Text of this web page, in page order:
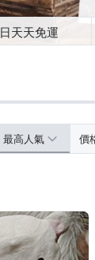
天天免運
最高人氣 價